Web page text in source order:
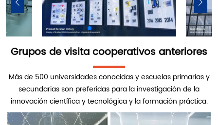
Grupos de visita cooperativos anteriores
Más de 500 universidades conocidas y escuelas primarias y
secundarias son preferidas para la investigación de la
innovación científica y tecnológica y la formación práctica.